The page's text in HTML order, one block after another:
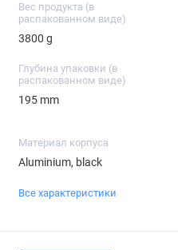
Вес продукта (в
распакованном виде)
3800 g
Глубина упаковки (в
распакованном виде)
195 mm
Материал корпуса
Aluminium, black
Все характеристики